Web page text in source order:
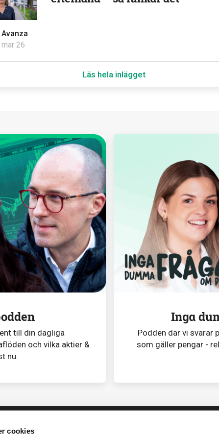
cookies
Avanza
26
Läs hela inlägget
till din dagliga
och vilka aktier &
nu.
Inga
Podden där vi svarar
som gäller pengar -